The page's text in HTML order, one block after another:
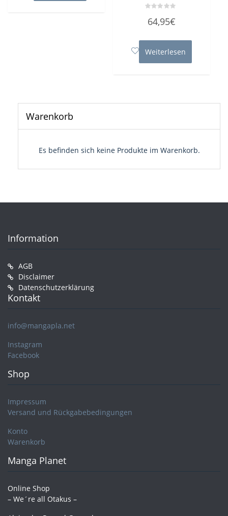
mit
5
64,95€
Weiterlesen
Warenkorb
Es befinden sich keine Produkte im Warenkorb.
Information
AGB
Disclaimer
Datenschutzerklärung
Kontakt
info@mangapla.net
Instagram
Facebook
Shop
Impressum
Versand und Rückgabebedingungen
Konto
Warenkorb
Manga Planet
Online Shop
– We´re all Otakus –